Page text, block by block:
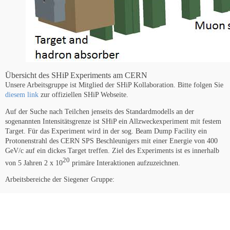
Übersicht des SHiP Experiments am CERN
Unsere Arbeitsgruppe ist Mitglied der SHiP Kollaboration. Bitte folgen Sie
diesem link zur offiziellen SHiP Webseite.
Auf der Suche nach Teilchen jenseits des Standardmodells an der
sogenannten Intensitätsgrenze ist SHiP ein Allzweckexperiment mit festem
Target. Für das Experiment wird in der sog. Beam Dump Facility ein
Protonenstrahl des CERN SPS Beschleunigers mit einer Energie von 400
GeV/c auf ein dickes Target treffen. Ziel des Experiments ist es innerhalb
von 5 Jahren 2 x 1020 primäre Interaktionen aufzuzeichnen.
Arbeitsbereiche der Siegener Gruppe: